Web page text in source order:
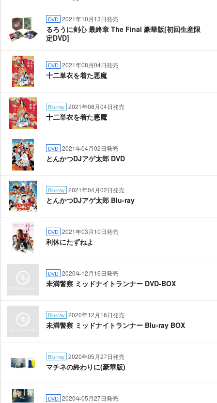
DVD 2021年10月13日発売
るろうに剣心 最終章 The Final 豪華版[初回生産限
定DVD]
DVD 2021年08月04日発売
十二単衣を着た悪魔
Blu-ray 2021年08月04日発売
十二単衣を着た悪魔
DVD 2021年04月02日発売
とんかつDJアゲ太郎 DVD
Blu-ray 2021年04月02日発売
とんかつDJアゲ太郎 Blu-ray
DVD 2021年03月10日発売
利休にたずねよ
DVD 2020年12月16日発売
未満警察 ミッドナイトランナー DVD-BOX
Blu-ray 2020年12月16日発売
未満警察 ミッドナイトランナー Blu-ray BOX
Blu-ray 2020年05月27日発売
マチネの終わりに(豪華版)
DVD 2020年05月27日発売